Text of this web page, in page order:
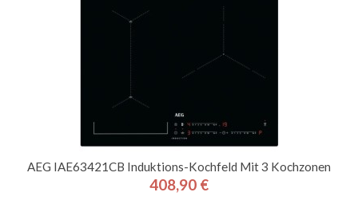
AEG IAE63421CB Induktions-Kochfeld Mit 3 Kochzonen
Preis
408,90 €